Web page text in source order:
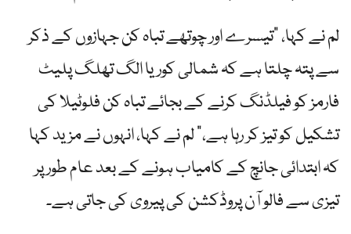
لم نے کہا، "تیسرے اور چوتھے تباہ کن جہازوں کے ذکر
سے پتہ چلتا ہے کہ شمالی کوریا الگ تھلگ پلیٹ
فارمز کو فیلڈنگ کرنے کے بجائے تباہ کن فلوٹیلا کی
تشکیل کو تیز کر رہا ہے،” لم نے کہا، انہوں نے مزید کہا
کہ ابتدائی جانچ کے کامیاب ہونے کے بعد عام طور پر
تیزی سے فالو آن پروڈکشن کی پیروی کی جاتی ہے۔